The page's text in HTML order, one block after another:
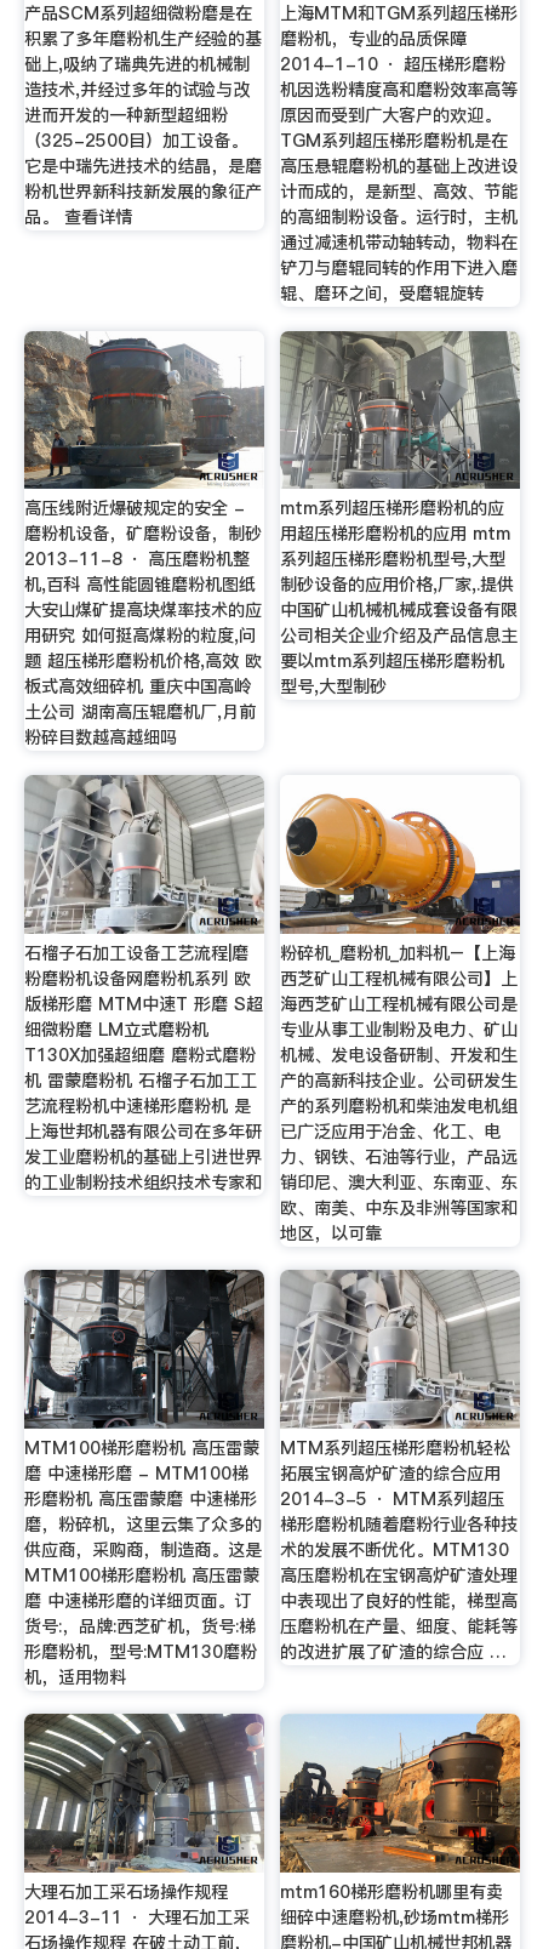
产品SCM系列超细微粉磨是在
积累了多年磨粉机生产经验的基
础上,吸纳了瑞典先进的机械制
造技术,并经过多年的试验与改
进而开发的一种新型超细粉
（325-2500目）加工设备。
它是中瑞先进技术的结晶，是磨
粉机世界新科技新发展的象征产
品。 查看详情
上海MTM和TGM系列超压梯形
磨粉机，专业的品质保障
2014-1-10 · 超压梯形磨粉
机因选粉精度高和磨粉效率高等
原因而受到广大客户的欢迎。
TGM系列超压梯形磨粉机是在
高压悬辊磨粉机的基础上改进设
计而成的，是新型、高效、节能
的高细制粉设备。运行时，主机
通过减速机带动轴转动，物料在
铲刀与磨辊同转的作用下进入磨
辊、磨环之间，受磨辊旋转
高压线附近爆破规定的安全 -
磨粉机设备，矿磨粉设备，制砂
2013-11-8 · 高压磨粉机整
机,百科 高性能圆锥磨粉机图纸
大安山煤矿提高块煤率技术的应
用研究 如何挺高煤粉的粒度,问
题 超压梯形磨粉机价格,高效 欧
板式高效细碎机 重庆中国高岭
土公司 湖南高压辊磨机厂,月前
粉碎目数越高越细吗
mtm系列超压梯形磨粉机的应
用超压梯形磨粉机的应用 mtm
系列超压梯形磨粉机型号,大型
制砂设备的应用价格,厂家,.提供
中国矿山机械机械成套设备有限
公司相关企业介绍及产品信息主
要以mtm系列超压梯形磨粉机
型号,大型制砂
石榴子石加工设备工艺流程|磨
粉磨粉机设备网磨粉机系列 欧
版梯形磨 MTM中速T 形磨 S超
细微粉磨 LM立式磨粉机
T130X加强超细磨 磨粉式磨粉
机 雷蒙磨粉机 石榴子石加工工
艺流程粉机中速梯形磨粉机 是
上海世邦机器有限公司在多年研
发工业磨粉机的基础上引进世界
的工业制粉技术组织技术专家和
粉碎机_磨粉机_加料机–【上海
西芝矿山工程机械有限公司】上
海西芝矿山工程机械有限公司是
专业从事工业制粉及电力、矿山
机械、发电设备研制、开发和生
产的高新科技企业。公司研发生
产的系列磨粉机和柴油发电机组
已广泛应用于冶金、化工、电
力、钢铁、石油等行业，产品远
销印尼、澳大利亚、东南亚、东
欧、南美、中东及非洲等国家和
地区，以可靠
MTM100梯形磨粉机 高压雷蒙
磨 中速梯形磨 - MTM100梯
形磨粉机 高压雷蒙磨 中速梯形
磨，粉碎机，这里云集了众多的
供应商，采购商，制造商。这是
MTM100梯形磨粉机 高压雷蒙
磨 中速梯形磨的详细页面。订
货号:，品牌:西芝矿机，货号:梯
形磨粉机，型号:MTM130磨粉
机，适用物料
MTM系列超压梯形磨粉机轻松
拓展宝钢高炉矿渣的综合应用
2014-3-5 · MTM系列超压
梯形磨粉机随着磨粉行业各种技
术的发展不断优化。MTM130
高压磨粉机在宝钢高炉矿渣处理
中表现出了良好的性能，梯型高
压磨粉机在产量、细度、能耗等
的改进扩展了矿渣的综合应 …
大理石加工采石场操作规程
2014-3-11 · 大理石加工采
石场操作规程 在破土动工前，
mtm160梯形磨粉机哪里有卖
细碎中速磨粉机,砂场mtm梯形
磨粉机-中国矿山机械世邦机器